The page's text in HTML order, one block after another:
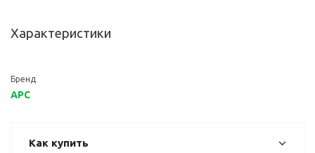
Характеристики
Бренд
APC
Как купить